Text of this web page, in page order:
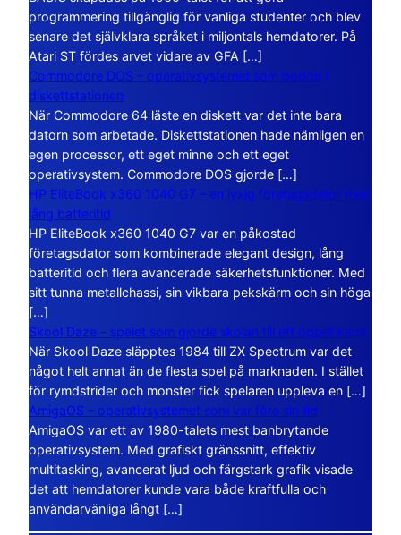
programmering tillgänglig för vanliga studenter och blev
senare det självklara språket i miljontals hemdatorer. På
Atari ST fördes arvet vidare av GFA […]
Commodore DOS – operativsystemet som bodde i
diskettstationen
När Commodore 64 läste en diskett var det inte bara
datorn som arbetade. Diskettstationen hade nämligen en
egen processor, ett eget minne och ett eget
operativsystem. Commodore DOS gjorde […]
HP EliteBook x360 1040 G7 – en lyxig företagsdator med
lång batteritid
HP EliteBook x360 1040 G7 var en påkostad
företagsdator som kombinerade elegant design, lång
batteritid och flera avancerade säkerhetsfunktioner. Med
sitt tunna metallchassi, sin vikbara pekskärm och sin höga
[…]
Skool Daze – spelet som gjorde skolan till ett öppet kaos
När Skool Daze släpptes 1984 till ZX Spectrum var det
något helt annat än de flesta spel på marknaden. I stället
för rymdstrider och monster fick spelaren uppleva en […]
AmigaOS – operativsystemet som var före sin tid
AmigaOS var ett av 1980-talets mest banbrytande
operativsystem. Med grafiskt gränssnitt, effektiv
multitasking, avancerat ljud och färgstark grafik visade
det att hemdatorer kunde vara både kraftfulla och
användarvänliga långt […]